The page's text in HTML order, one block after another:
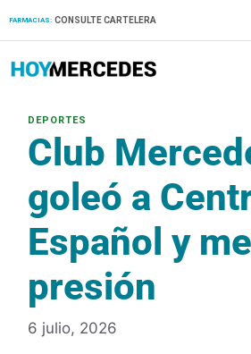
FARMACIAS: CONSULTE CARTELERA
Club
goleó a
Español y
presión
6 julio, 2026